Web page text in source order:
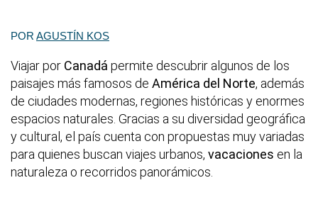
POR AGUSTÍN KOS
Viajar por Canadá permite descubrir algunos de los
paisajes más famosos de América del Norte, además
de ciudades modernas, regiones históricas y enormes
espacios naturales. Gracias a su diversidad geográfica
y cultural, el país cuenta con propuestas muy variadas
para quienes buscan viajes urbanos, vacaciones en la
naturaleza o recorridos panorámicos.